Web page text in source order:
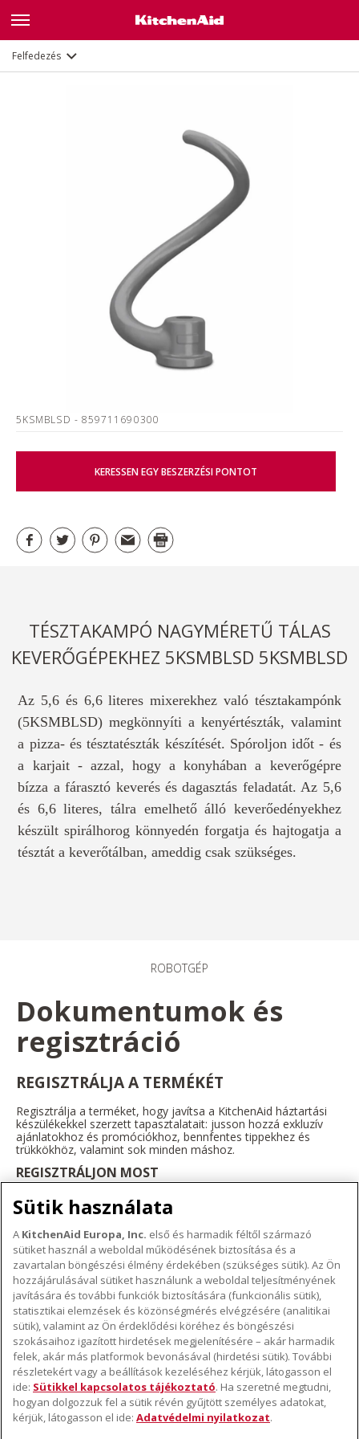
Felfedezés Leírás
5KSMBLSD - 859711690300
KERESSEN EGY BESZERZÉSI PONTOT
TÉSZTAKAMPÓ NAGYMÉRETŰ TÁLAS
KEVERŐGÉPEKHEZ 5KSMBLSD 5KSMBLSD
Az 5,6 és 6,6 literes mixerekhez való tésztakampónk
(5KSMBLSD) megkönnyíti a kenyértészták, valamint
a pizza- és tésztatészták készítését. Spóroljon időt - és
a karjait - azzal, hogy a konyhában a keverőgépre
bízza a fárasztó keverés és dagasztás feladatát. Az 5,6
és 6,6 literes, tálra emelhető álló keverőedényekhez
készült spirálhorog könnyedén forgatja és hajtogatja a
tésztát a keverőtálban, ameddig csak szükséges.
ROBOTGÉP
Dokumentumok és
regisztráció
REGISZTRÁLJA A TERMÉKÉT
Regisztrálja a terméket, hogy javítsa a KitchenAid háztartási
készülékekkel szerzett tapasztalatait: jusson hozzá exkluzív
ajánlatokhoz és promóciókhoz, bennfentes tippekhez és
trükkökhöz, valamint sok minden máshoz.
REGISZTRÁLJON MOST
A KITCHENAID MÁRKÁRÓL
A márka lényege
A márka története
ODR
TÁMOGATÁS
Hol lehet megvenni
Garancia és dokumentumok
Ügyfélszolgálat
KÖVESSEN BENNÜNKET
Sütik használata
A KitchenAid Europa, Inc. első és harmadik féltől származó
sütiket használ a weboldal működésének biztosítása és a
zavartalan böngészési élmény érdekében (szükséges sütik). Az Ön
hozzájárulásával sütiket használunk a weboldal teljesítményének
javítására és további funkciók biztosítására (funkcionális sütik),
statisztikai elemzések és közönségmérés elvégzésére (analitikai
sütik), valamint az Ön érdeklődési köréhez és böngészési
szokásaihoz igazított hirdetések megjelenítésére – akár harmadik
felek, akár más platformok bevonásával (hirdetési sütik). További
részletekért vagy a beállítások kezeléséhez kérjük, látogasson el
ide: Sütikkel kapcsolatos tájékoztató. Ha szeretné megtudni,
hogyan dolgozzuk fel a sütik révén gyűjtött személyes adatokat,
kérjük, látogasson el ide: Adatvédelmi nyilatkozat.